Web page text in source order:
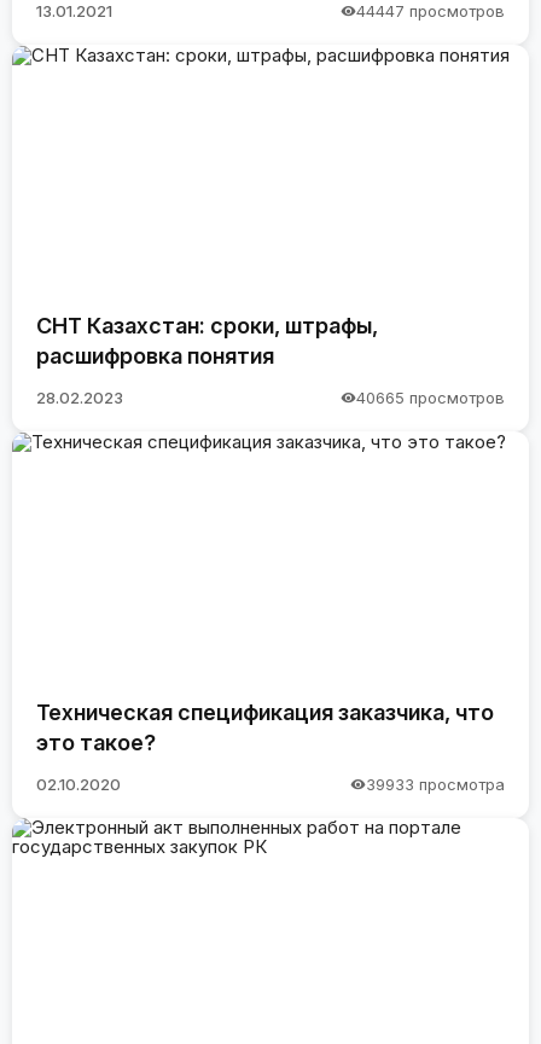
13.01.2021 44447 просмотров
СНТ Казахстан: сроки, штрафы,
расшифровка понятия
28.02.2023 40665 просмотров
Техническая спецификация заказчика, что
это такое?
02.10.2020 39933 просмотра